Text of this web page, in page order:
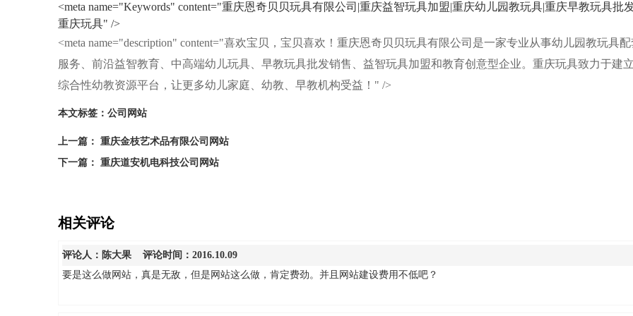
<meta name="Keywords" content="重庆恩奇贝贝玩具有限公司|重庆益智玩具加盟|重庆幼儿园教玩具|重庆早教玩具批
重庆玩具" />
<meta name="description" content="喜欢宝贝，宝贝喜欢！重庆恩奇贝贝玩具有限公司是一家专业从事幼儿园教玩具配
服务、前沿益智教育、中高端幼儿玩具、早教玩具批发销售、益智玩具加盟和教育创意型企业。重庆玩具致力于建立
综合性幼教资源平台，让更多幼儿家庭、幼教、早教机构受益！" />
本文标签： 公司网站
上一篇： 重庆金枝艺术品有限公司网站
下一篇： 重庆道安机电科技公司网站
相关评论
评论人： 陈大果 评论时间：2016.10.09
要是这么做网站，真是无敌，但是网站这么做，肯定费劲。并且网站建设费用不低吧？